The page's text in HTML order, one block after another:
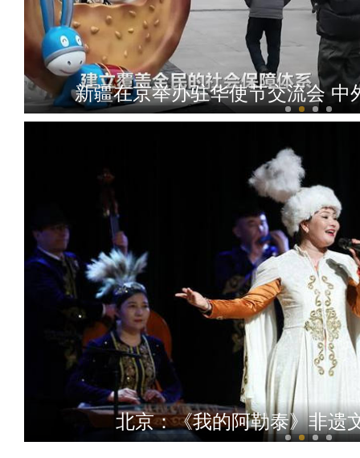
新疆在京举办驻华使节交流会 中
陈小江：新疆人权状况 生活在这片
北京：《我的阿勒泰》非遗